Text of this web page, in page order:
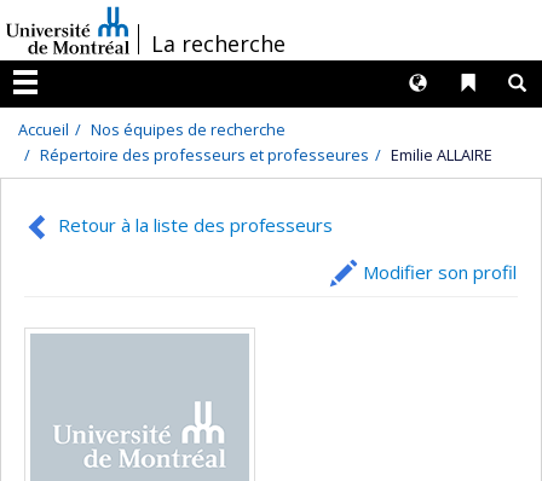
au
contenu
/La recherche
Menu
Liens
Langues
Accueil
Nos équipes de recherche
Répertoire des professeurs et professeures
Emilie ALLAIRE
Retour à la liste des professeurs
Modifier son profil